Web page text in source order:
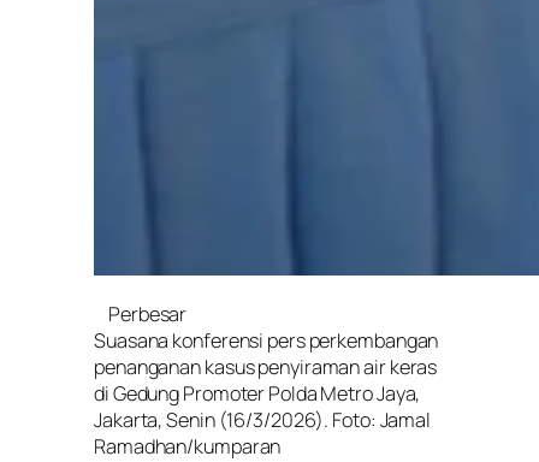
Perbesar
Suasana konferensi pers perkembangan
penanganan kasus penyiraman air keras
di Gedung Promoter Polda Metro Jaya,
Jakarta, Senin (16/3/2026). Foto: Jamal
Ramadhan/kumparan